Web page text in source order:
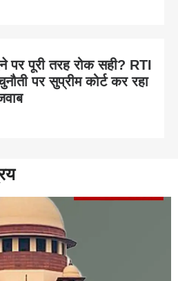
पर पूरी तरह रोक सही? RTI
पर सुप्रीम कोर्ट कर रहा